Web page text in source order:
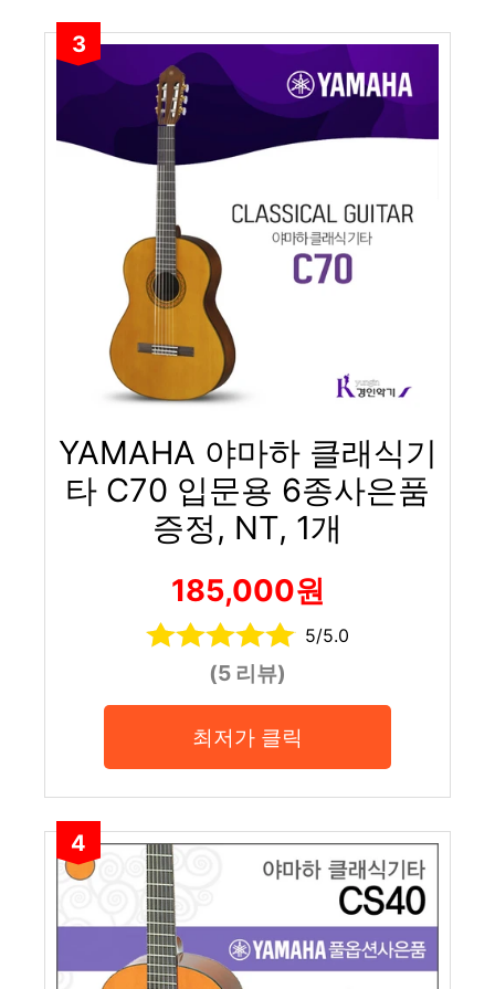
3
YAMAHA 야마하 클래식기
타 C70 입문용 6종사은품
증정, NT, 1개
185,000원
5/5.0
(5 리뷰)
최저가 클릭
4